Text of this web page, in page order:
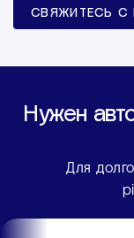
СВЯЖИТЕСЬ С
Нужен
Для